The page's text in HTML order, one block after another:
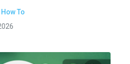
How To